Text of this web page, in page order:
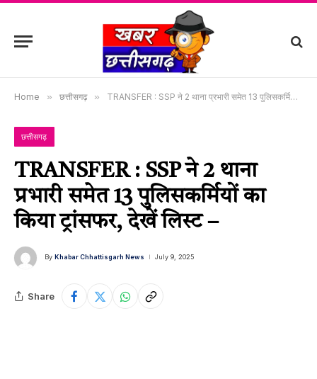
Home » छत्तीसगढ़ » TRANSFER : SSP ने 2 थाना प्रभारी समेत 13 पुलिसकर्मियों का किया ट्रांसफर, देखें लिस्ट –
छत्तीसगढ़
TRANSFER : SSP ने 2 थाना
प्रभारी समेत 13 पुलिसकर्मियों का
किया ट्रांसफर, देखें लिस्ट –
By Khabar Chhattisgarh News July 9, 2025
Share